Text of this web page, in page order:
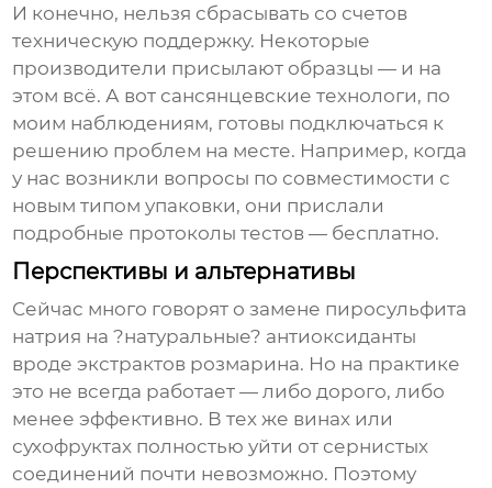
И конечно, нельзя сбрасывать со счетов
техническую поддержку. Некоторые
производители присылают образцы — и на
этом всё. А вот сансянцевские технологи, по
моим наблюдениям, готовы подключаться к
решению проблем на месте. Например, когда
у нас возникли вопросы по совместимости с
новым типом упаковки, они прислали
подробные протоколы тестов — бесплатно.
Перспективы и альтернативы
Сейчас много говорят о замене пиросульфита
натрия на ?натуральные? антиоксиданты
вроде экстрактов розмарина. Но на практике
это не всегда работает — либо дорого, либо
менее эффективно. В тех же винах или
сухофруктах полностью уйти от сернистых
соединений почти невозможно. Поэтому